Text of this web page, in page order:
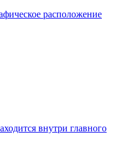
расположение
внутри главного